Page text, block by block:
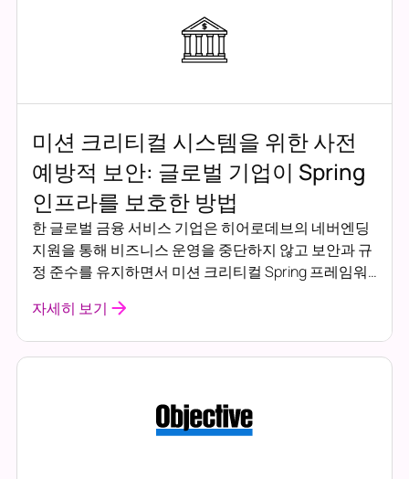
미션 크리티컬 시스템을 위한 사전
예방적 보안: 글로벌 기업이 Spring
인프라를 보호한 방법
한 글로벌 금융 서비스 기업은 히어로데브의 네버엔딩
지원을 통해 비즈니스 운영을 중단하지 않고 보안과 규
정 준수를 유지하면서 미션 크리티컬 Spring 프레임워
자세히 보기